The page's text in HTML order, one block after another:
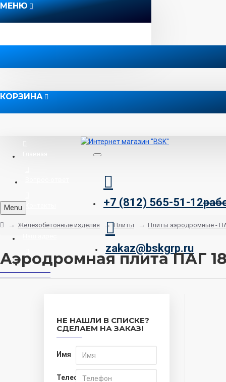
МЕНЮ
КОРЗИНА
Заказать звонок
+7 (812) 565-51-12
zakaz@bskgrp.ru
Menu
Железобетонные изделия Плиты Плиты аэродромные -
Аэродромная плита ПАГ 18
НЕ НАШЛИ В СПИСКЕ?
СДЕЛАЕМ НА ЗАКАЗ!
Имя
Телефон